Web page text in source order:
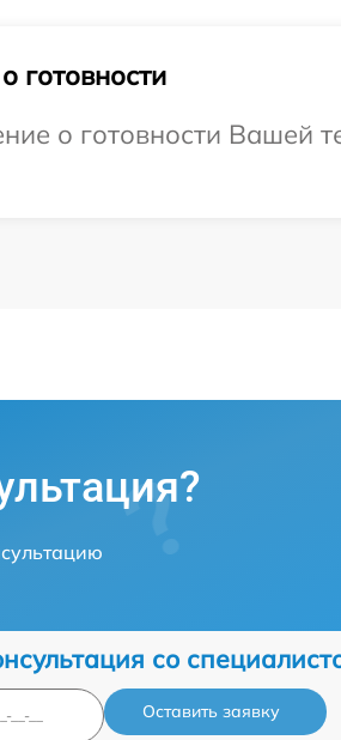
готовности
о готовности Вашей
со
Оставить заявку